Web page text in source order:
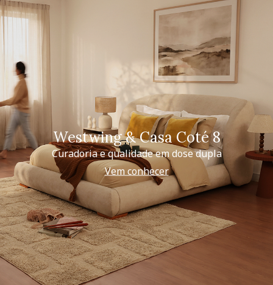
Westwing & Casa Coté 8
Curadoria e qualidade em dose dupla
Vem conhecer